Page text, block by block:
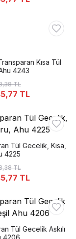
Kısa Tül
4243
TL
TL
Tül Gecelik, Kısa,
4225
TL
TL
Tül Gecelik Askılı
4206